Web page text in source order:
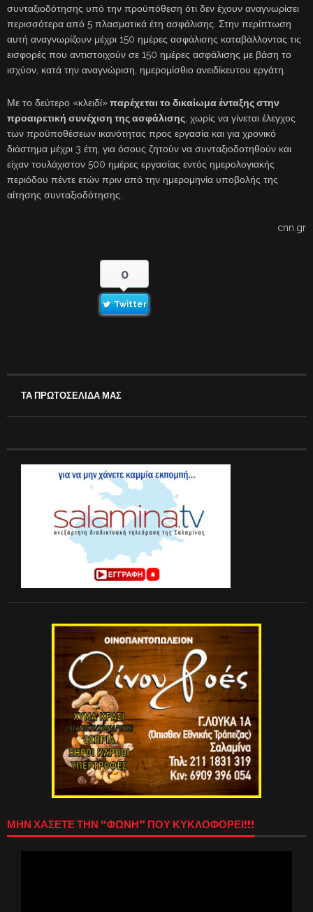
συνταξιοδότησης υπό την προϋπόθεση ότι δεν έχουν αναγνωρίσει
περισσότερα από 5 πλασματικά έτη ασφάλισης. Στην περίπτωση
αυτή αναγνωρίζουν μέχρι 150 ημέρες ασφάλισης καταβάλλοντας τις
εισφορές που αντιστοιχούν σε 150 ημέρες ασφάλισης με βάση το
ισχύον, κατά την αναγνώριση, ημερομίσθιο ανειδίκευτου εργάτη.
Με το δεύτερο «κλειδί»παρέχεται το δικαίωμα ένταξης στην
προαιρετική συνέχιση της ασφάλισης , χωρίς να γίνεται έλεγχος
των προϋποθέσεων ικανότητας προς εργασία και για χρονικό
διάστημα μέχρι 3 έτη, για όσους ζητούν να συνταξιοδοτηθούν και
είχαν τουλάχιστον 500 ημέρες εργασίας εντός ημερολογιακής
περιόδου πέντε ετών πριν από την ημερομηνία υποβολής της
αίτησης συνταξιοδότησης.
cnn.gr
0
Twitter
ΤΑ ΠΡΩΤΟΣΕΛΙΔΑ ΜΑΣ
ΜΗΝ ΧΑΣΕΤΕ ΤΗΝ “ΦΩΝΗ” ΠΟΥ ΚΥΚΛΟΦΟΡΕΙ!!!